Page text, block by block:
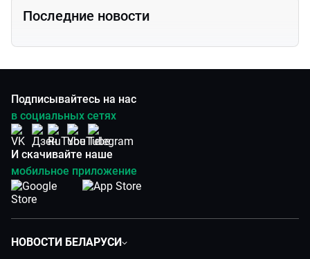
Последние новости
Подписывайтесь на нас
в социальных сетях
И скачивайте наше
мобильное приложение
НОВОСТИ БЕЛАРУСИ